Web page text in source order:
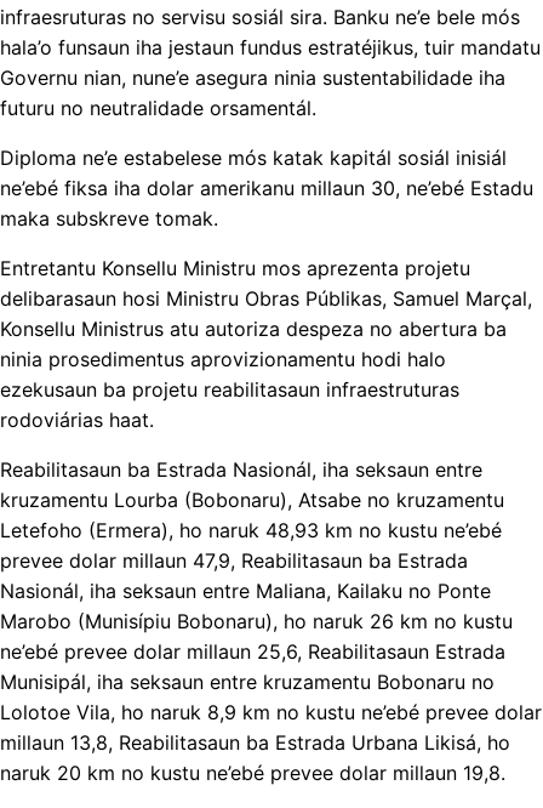
infraesruturas no servisu sosiál sira. Banku ne’e bele mós
hala’o funsaun iha jestaun fundus estratéjikus, tuir mandatu
Governu nian, nune’e asegura ninia sustentabilidade iha
futuru no neutralidade orsamentál.
Diploma ne’e estabelese mós katak kapitál sosiál inisiál
ne’ebé fiksa iha dolar amerikanu millaun 30, ne’ebé Estadu
maka subskreve tomak.
Entretantu Konsellu Ministru mos aprezenta projetu
delibarasaun hosi Ministru Obras Públikas, Samuel Marçal,
Konsellu Ministrus atu autoriza despeza no abertura ba
ninia prosedimentus aprovizionamentu hodi halo
ezekusaun ba projetu reabilitasaun infraestruturas
rodoviárias haat.
Reabilitasaun ba Estrada Nasionál, iha seksaun entre
kruzamentu Lourba (Bobonaru), Atsabe no kruzamentu
Letefoho (Ermera), ho naruk 48,93 km no kustu ne’ebé
prevee dolar millaun 47,9, Reabilitasaun ba Estrada
Nasionál, iha seksaun entre Maliana, Kailaku no Ponte
Marobo (Munisípiu Bobonaru), ho naruk 26 km no kustu
ne’ebé prevee dolar millaun 25,6, Reabilitasaun Estrada
Munisipál, iha seksaun entre kruzamentu Bobonaru no
Lolotoe Vila, ho naruk 8,9 km no kustu ne’ebé prevee dolar
millaun 13,8, Reabilitasaun ba Estrada Urbana Likisá, ho
naruk 20 km no kustu ne’ebé prevee dolar millaun 19,8.